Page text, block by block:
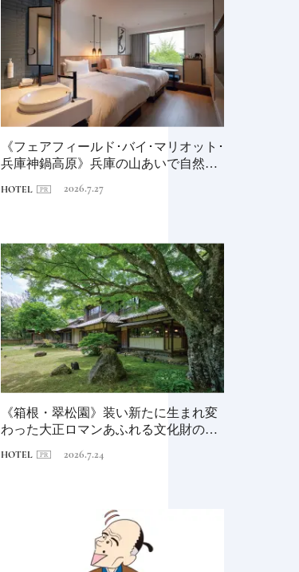
《フェアフィールド･バイ･マリオット･
兵庫神鍋高原》兵庫の山あいで自然と
HOTEL 2026.7.27
《箱根・翠松園》装い新たに生まれ変
わった大正ロマンあふれる文化財の宿
HOTEL 2026.7.24
日本の都市は緑地が少な
い？都市開発のキーは“緑
化”にあり！｜みどりのあ
るまちづくり①
INFORMATION 2025.4.21
INFORMATION 2026.7.31
ル15選注目のラグジュア
リーホテルや大都市の拠
点となるシティホテルま
でご紹介【前編】
HOTEL 2025.11.24
きフルーツの戦い
FOOD 2020.8.23